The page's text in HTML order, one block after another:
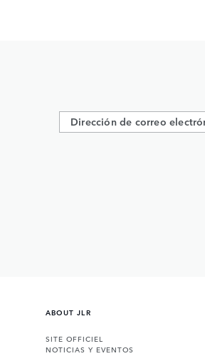
ABOUT JLR
SITE OFFICIEL
NOTICIAS Y EVENTOS